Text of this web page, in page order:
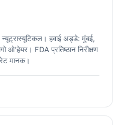
न्यूट्रास्यूटिकल। हवाई अड्डे: मुंबई,
ओ'हेयर। FDA प्रतिष्ठान निरीक्षण
मानक।